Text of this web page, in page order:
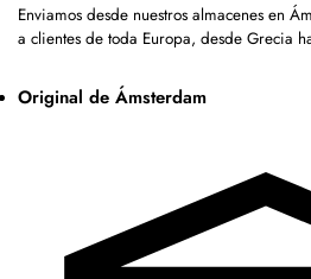
Enviamos desde nuestros almacenes en
a clientes de toda Europa, desde Grecia
Original de Ámsterdam